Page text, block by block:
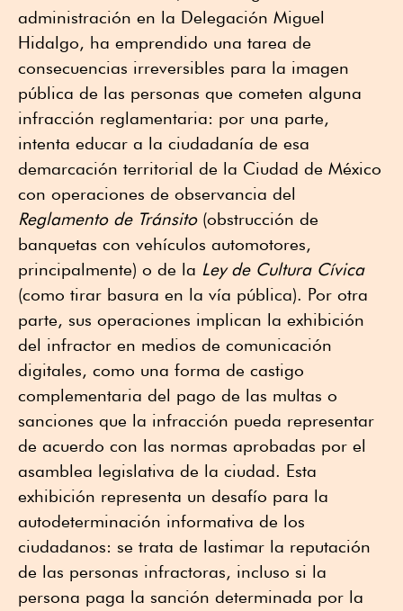
administración en la Delegación Miguel
Hidalgo, ha emprendido una tarea de
consecuencias irreversibles para la imagen
pública de las personas que cometen alguna
infracción reglamentaria: por una parte,
intenta educar a la ciudadanía de esa
demarcación territorial de la Ciudad de México
con operaciones de observancia del
Reglamento de Tránsito(obstrucción de
banquetas con vehículos automotores,
principalmente) o de la Ley de Cultura Cívica
(como tirar basura en la vía pública). Por otra
parte, sus operaciones implican la exhibición
del infractor en medios de comunicación
digitales, como una forma de castigo
complementaria del pago de las multas o
sanciones que la infracción pueda representar
de acuerdo con las normas aprobadas por el
asamblea legislativa de la ciudad. Esta
exhibición representa un desafío para la
autodeterminación informativa de los
ciudadanos: se trata de lastimar la reputación
de las personas infractoras, incluso si la
persona paga la sanción determinada por la